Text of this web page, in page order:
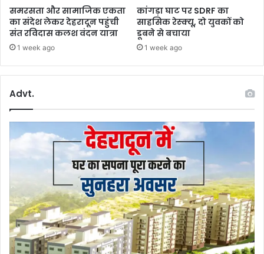
स
र्घ
ट
ना
ग्र
समरसता और सामाजिक एकता
का संदेश लेकर देहरादून पहुंची
संत रविदास कलश वंदन यात्रा
1 week ago
कांगड़ा घाट पर SDRF का
साहसिक रेस्क्यू, दो युवकों को
डूबने से बचाया
1 week ago
Advt.